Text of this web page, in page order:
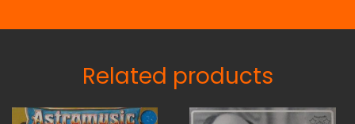
Related products